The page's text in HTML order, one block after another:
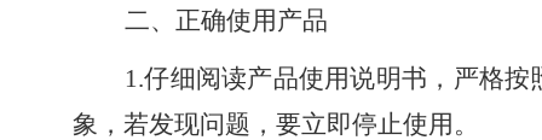
二、正确使用产品
1.仔细阅读产品使用说明书，严格
象，若发现问题，要立即停止使用。